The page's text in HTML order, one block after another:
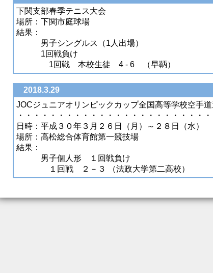
下関支部春季テニス大会
場所：下関市庭球場
結果：
男子シングルス（1人出場）
1回戦負け
1回戦 本校生徒 4 - 6 （早鞆）
2018.3.29
JOCジュニアオリンピックカップ全国高等学校空手
・・・・・・・・・・・・・・・・・・・・・・・・
日時：平成３０年３月２６日（月）～２８日（水）
場所：高松総合体育館第一競技場
結果：
男子個人形 １回戦負け
１回戦 ２－３ （法政大学第二高校）